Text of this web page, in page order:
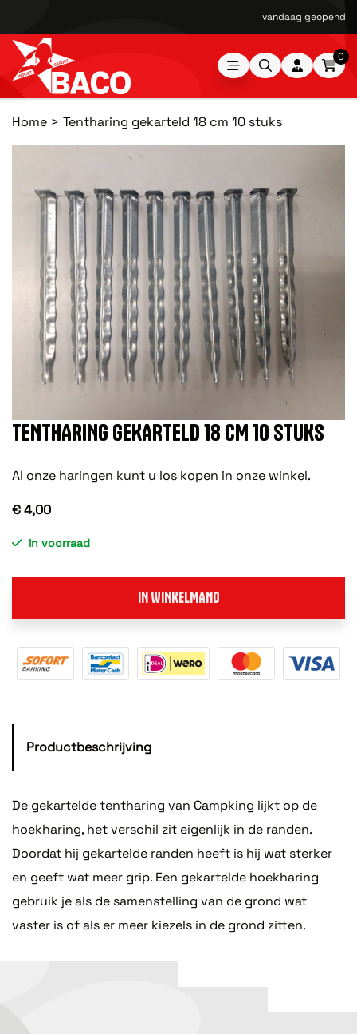
vandaag geopend
0
Home Tentharing gekarteld 18 cm 10 stuks
TENTHARING GEKARTELD 18 CM 10 STUKS
Al onze haringen kunt u los kopen in onze winkel.
€ 4,00
in voorraad
IN WINKELMAND
Productbeschrijving
De gekartelde tentharing van Campking lijkt op de
hoekharing, het verschil zit eigenlijk in de randen.
Doordat hij gekartelde randen heeft is hij wat sterker
en geeft wat meer grip. Een gekartelde hoekharing
gebruik je als de samenstelling van de grond wat
vaster is of als er meer kiezels in de grond zitten.